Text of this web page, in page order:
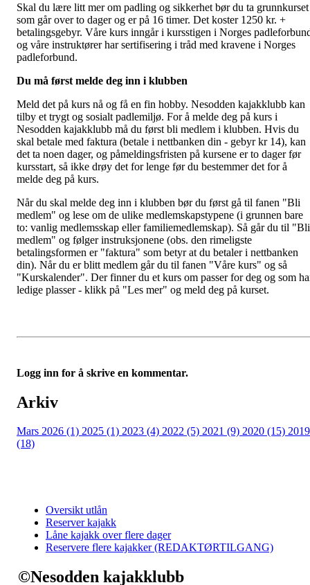
Skal du lære litt mer om padling og sikkerhet bør du ta grunnkurset
som går over to dager og er på 16 timer. Det koster 1250 kr. +
betalingsgebyr. Våre kurs inngår i kursstigen i Norges
og våre instruktører har sertifisering i tråd med kravene i Norges
padleforbund.
Du må først melde deg inn i klubben
Meld det på kurs nå og få en fin hobby. Nesodden kajakklubb kan
tilby et trygt og sosialt padlemiljø. For å melde deg på kurs i
Nesodden kajakklubb må du først bli medlem i klubben. Hvis du
skal betale med faktura (betale i nettbanken din - gebyr kr 14), kan
det ta noen dager, og påmeldingsfristen på kursene er to dager før
kursstart, så ikke drøy det for lenge før du bestemmer det for å
melde deg på kurs.
Når du skal melde deg inn i klubben bør du først gå til fanen "Bli
medlem" og lese om de ulike medlemskapstypene (i grunnen bare
to: vanlig medlemsskap eller familiemedlemskap). Så går du til "Bli
medlem" og følger instruksjonene (obs. den rimeligste
betalingsformen er "faktura" som betyr at du betaler i nettbanken
din). Når du er blitt medlem går du til fanen "Våre kurs" og så
"Kurskalender". Der finner du et kurs om passer for deg og som
ledige plasser - klikk på "Les mer" og meld deg på kurset.
Logg inn for å skrive en kommentar.
Arkiv
Mars 2026 (1) 2025 (1) 2023 (4) 2022 (5) 2021 (9) 2020 (15) 2019
(18)
Oversikt utlån
Reserver kajakk
Låne kajakk over flere dager
Reservere flere kajakker (REDAKTØRTILGANG)
©Nesodden kajakklubb